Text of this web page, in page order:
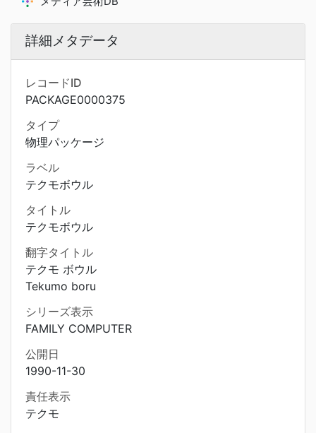
詳細メタデータ
レコードID
PACKAGE0000375
タイプ
物理パッケージ
ラベル
テクモボウル
タイトル
テクモボウル
翻字タイトル
テクモ ボウル
Tekumo boru
シリーズ表示
FAMILY COMPUTER
公開日
1990-11-30
責任表示
テクモ